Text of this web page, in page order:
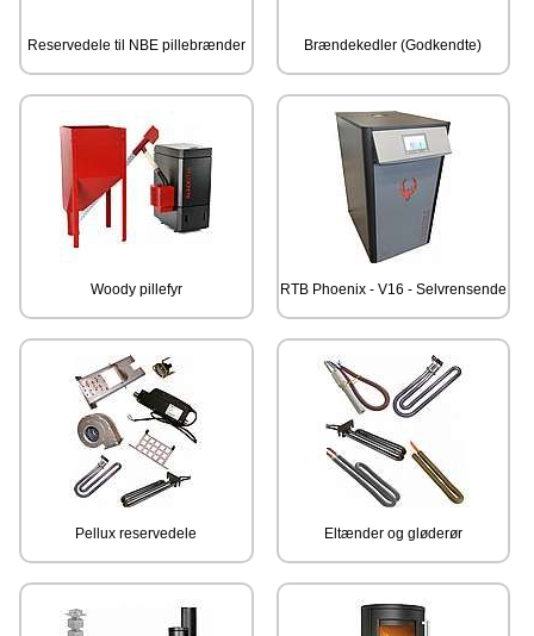
Reservedele til NBE pillebrænder Brændekedler (Godkendte)
Woody pillefyr RTB Phoenix - V16 - Selvrensende
Pellux reservedele Eltænder og gløderør